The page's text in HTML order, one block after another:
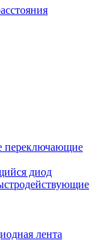
переключающие
диод
лента